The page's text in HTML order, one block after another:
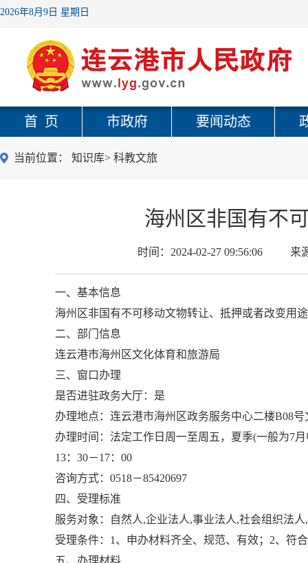
2026年8月9日 星期日
首 页 市政府 要闻动态
当前位置： 知识库> 科教文旅
海州区非国有不
时间： 2024-02-27 09:56:06 来
一、基本信息
海州区非国有不可移动文物转让、抵押或者改变用
二、部门信息
连云港市海州区文化体育和旅游局
三、窗口办理
是否进驻政务大厅：是
办理地点：连云港市海州区政务服务中心二楼B08
办理时间：法定工作日周一至周五，夏季(一般为7
13：30－17：00
咨询方式：0518－85420697
四、受理标准
服务对象：自然人,企业法人,事业法人,社会组织法
受理条件：1、申办材料齐全、规范、有效；2、符
五、办理材料